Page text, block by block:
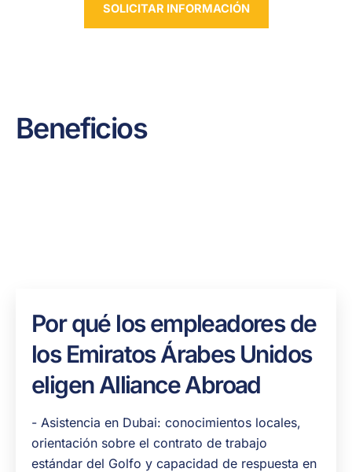
SOLICITAR INFORMACIÓN
Beneficios
Por qué los empleadores de
los Emiratos Árabes Unidos
eligen Alliance Abroad
- Asistencia en Dubai: conocimientos locales,
orientación sobre el contrato de trabajo
estándar del Golfo y capacidad de respuesta en